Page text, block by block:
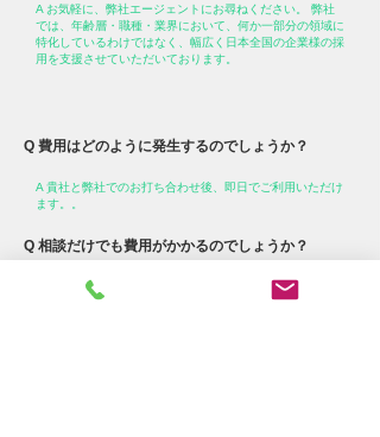
A お気軽に、弊社エージェントにお尋ねください。 弊社
では、年齢層・職種・業界において、何か一部分の領域に
特化しているわけではなく、幅広く日本全国の企業様の採
用を支援させていただいております。
Q 費用はどのように発生するのでしょうか？
A 貴社と弊社でのお打ち合わせ後、即日でご利用いただけ
ます。。
Q 相談だけでも費用がかかるのでしょうか？
A 弊社は成功報酬型の報酬体系をとっておりますので、ご
相談は何回でも無料でございます。 お気軽にご相談くだ